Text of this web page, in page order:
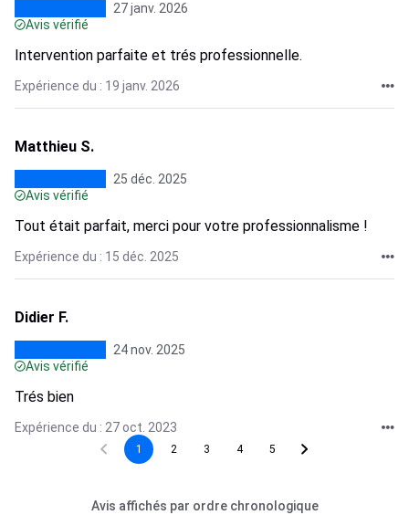
27 janv. 2026
Avis vérifié
Intervention parfaite et trés professionnelle.
Expérience du : 19 janv. 2026
Matthieu S.
25 déc. 2025
Avis vérifié
Tout était parfait, merci pour votre professionnalisme !
Expérience du : 15 déc. 2025
Didier F.
24 nov. 2025
Avis vérifié
Trés bien
Expérience du : 27 oct. 2023
1 2 3 4 5
Avis affichés par ordre chronologique